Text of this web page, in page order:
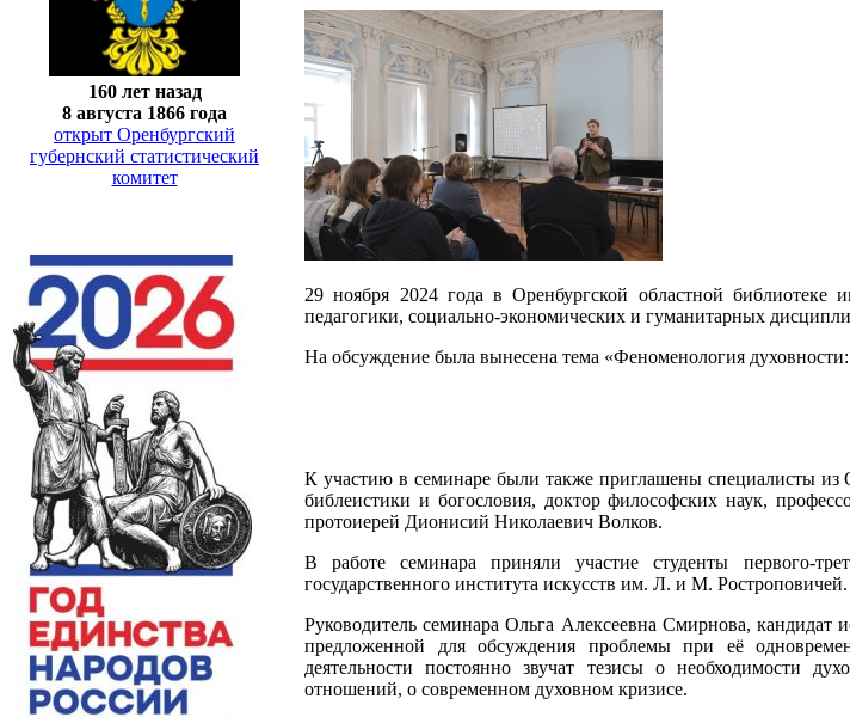
160 лет назад
8 августа 1866 года
открыт Оренбургский
губернский статистический
комитет
29 ноября 2024 года в Оренбургской областной библиотеке
педагогики, социально-экономических и гуманитарных
На обсуждение была вынесена тема «Феноменология
К участию в семинаре были также приглашены специалисты из
библеистики и богословия, доктор философских наук,
протоиерей Дионисий Николаевич Волков.
В работе семинара приняли участие студенты первого-
государственного института искусств им. Л. и М. Ростроповичей.
Руководитель семинара Ольга Алексеевна Смирнова,
предложенной для обсуждения проблемы при её
деятельности постоянно звучат тезисы о необходимости
отношений, о современном духовном кризисе.